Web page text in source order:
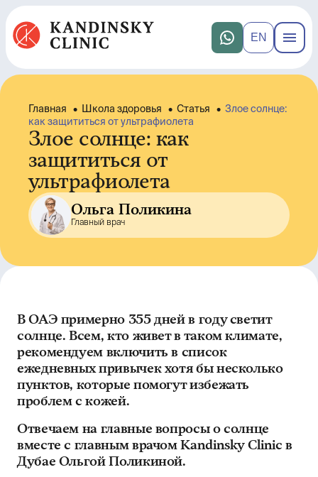
EN
Главная • Школа здоровья • Статья • Злое солнце:
как защититься от ультрафиолета
Злое солнце: как
защититься от
ультрафиолета
Ольга Поликина
Главный врач
В ОАЭ примерно 355 дней в году светит
солнце. Всем, кто живет в таком климате,
рекомендуем включить в список
ежедневных привычек хотя бы несколько
пунктов, которые помогут избежать
проблем с кожей.
Отвечаем на главные вопросы о солнце
вместе с главным врачом Kandinsky Сlinic в
Дубае Ольгой Поликиной.